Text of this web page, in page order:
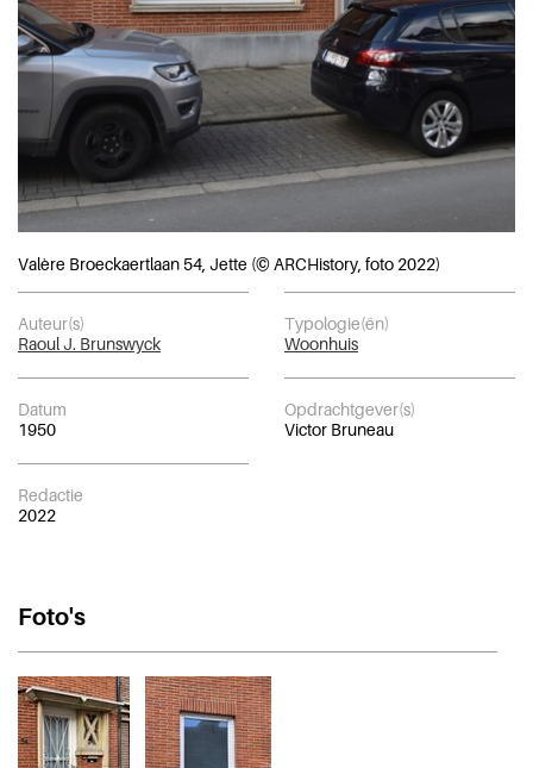
Valère Broeckaertlaan 54, Jette (© ARCHistory, foto 2022)
Auteur(s)
Raoul J. Brunswyck
Typologie(ën)
Woonhuis
Datum
1950
Opdrachtgever(s)
Victor Bruneau
Redactie
2022
Foto's